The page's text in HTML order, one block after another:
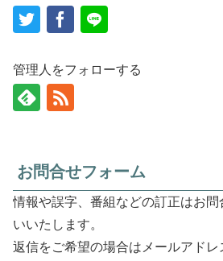
管理人をフォローする
お問合せフォーム
情報や誤字、番組などの訂正はお
いいたします。
返信をご希望の場合はメールアドレ